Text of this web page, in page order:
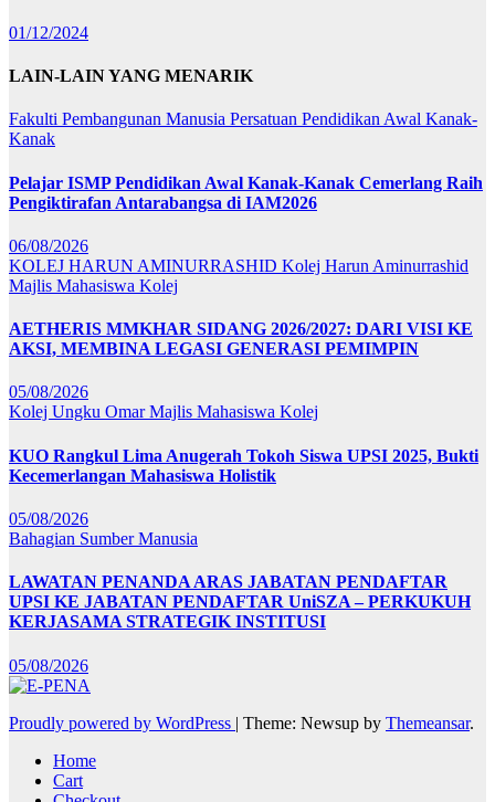
01/12/2024
LAIN-LAIN YANG MENARIK
Fakulti Pembangunan Manusia Persatuan Pendidikan Awal Kanak-
Kanak
Pelajar ISMP Pendidikan Awal Kanak-Kanak Cemerlang Raih
Pengiktirafan Antarabangsa di IAM2026
06/08/2026
KOLEJ HARUN AMINURRASHID Kolej Harun Aminurrashid
Majlis Mahasiswa Kolej
AETHERIS MMKHAR SIDANG 2026/2027: DARI VISI KE
AKSI, MEMBINA LEGASI GENERASI PEMIMPIN
05/08/2026
Kolej Ungku OmarMajlis Mahasiswa Kolej
KUO Rangkul Lima Anugerah Tokoh Siswa UPSI 2025, Bukti
Kecemerlangan Mahasiswa Holistik
05/08/2026
Bahagian Sumber Manusia
LAWATAN PENANDA ARAS JABATAN PENDAFTAR
UPSI KE JABATAN PENDAFTAR UniSZA – PERKUKUH
KERJASAMA STRATEGIK INSTITUSI
05/08/2026
Proudly powered by WordPress | Theme: Newsup by Themeansar.
Home
Cart